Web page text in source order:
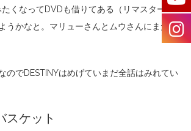
くなってDVDも借りてある（リマスター
うかなと。マリューさんとムウさんにまた会
のでDESTINYはめげていまだ全話はみれてい
スケット